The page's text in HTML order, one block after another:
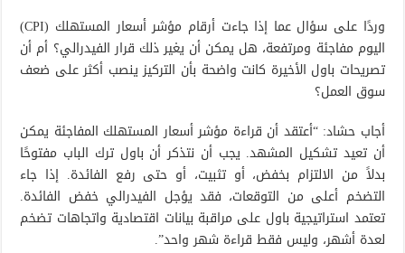
وردًا على سؤال عما إذا جاءت أرقام مؤشر أسعار المستهلك (CPI)
اليوم مفاجئة ومرتفعة، هل يمكن أن يغير ذلك قرار الفيدرالي؟ أم أن
تصريحات باول الأخيرة كانت واضحة بأن التركيز ينصب أكثر على ضعف
سوق العمل؟
أجاب حشاد: “أعتقد أن قراءة مؤشر أسعار المستهلك المفاجئة يمكن
أن تعيد تشكيل المشهد. يجب أن نتذكر أن باول ترك الباب مفتوحًا
بدلاً من الالتزام بخفض، أو تثبيت، أو حتى رفع الفائدة. إذا جاء
التضخم أعلى من التوقعات، فقد يؤجل الفيدرالي خفض الفائدة.
تعتمد استراتيجية باول على مراقبة بيانات اقتصادية واتجاهات تضخم
لعدة أشهر، وليس فقط قراءة شهر واحد”.